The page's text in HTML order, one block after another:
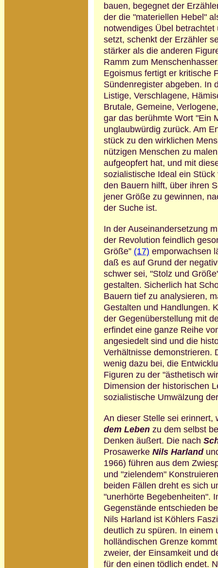
bauen, begegnet der
der die "materiellen Hebel"
notwendiges Übel
setzt, schenkt der Erzähler
stärker als die anderen
Ramm zum
Egoismus fertigt er kritische
Sünden­register abgeben. In
Listige, Verschla­gene,
Brutale, Gemeine,
gar das berühmte Wort "Ein
unglaubwürdig zurück. Am
stück zu den wirklichen
nützigen Menschen zu
aufgeopfert hat, und mit
sozialistische Ideal ein
den Bauern hilft, über ihren
jener Größe zu gewinnen,
der Suche ist.
In der Auseinandersetzung
der Re­volution feindlich
Größe” (17) empor­wachsen
daß es auf Grund der
schwer sei, "Stolz und
gestalten. Sicherlich hat
Bauern tief zu analysieren,
Gestalten und Handlungen.
der Gegenüberstellung mit
erfindet eine ganze Reihe
ange­siedelt sind und die
Verhältnisse demonstrieren.
wenig dazu bei, die
Figuren zu der "ästhetisch
Dimension der historischen
sozialistische Umwälzung
An dieser Stelle sei
dem Leben zu dem selbst
Denken äußert. Die nach
Prosawerke Nils Harland
1966) führen aus dem
und "zielendem"
beiden Fällen dreht es sich
"unerhörte Begebenheiten".
Gegen­stände entschieden
Nils Harland ist Köhlers
deutlich zu spüren. In einem
holländischen Grenze
zweier, der Einsamkeit und
für den einen tödlich endet.